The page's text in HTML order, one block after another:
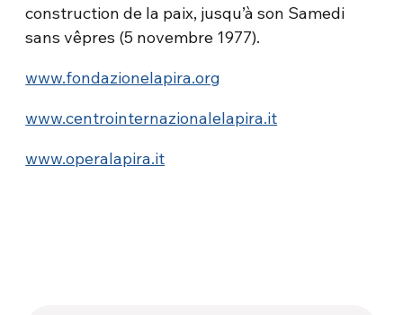
construction de la paix, jusqu’à son Samedi
sans vêpres (5 novembre 1977).
www.fondazionelapira.org
www.centrointernazionalelapira.it
www.operalapira.it